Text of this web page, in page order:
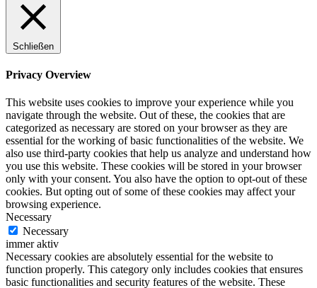
Schließen
Privacy Overview
This website uses cookies to improve your experience while you
navigate through the website. Out of these, the cookies that are
categorized as necessary are stored on your browser as they are
essential for the working of basic functionalities of the website. We
also use third-party cookies that help us analyze and understand how
you use this website. These cookies will be stored in your browser
only with your consent. You also have the option to opt-out of these
cookies. But opting out of some of these cookies may affect your
browsing experience.
Necessary
Necessary
immer aktiv
Necessary cookies are absolutely essential for the website to
function properly. This category only includes cookies that ensures
basic functionalities and security features of the website. These